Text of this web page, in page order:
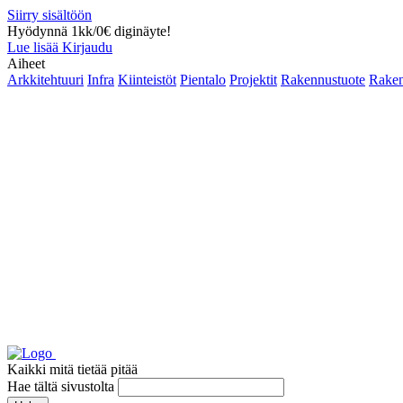
Siirry sisältöön
Hyödynnä 1kk/0€ diginäyte!
Lue lisää Kirjaudu
Aiheet
Arkkitehtuuri Infra Kiinteistöt Pientalo Projektit Rakennustuote
Kaikki mitä tietää pitää
Hae tältä sivustolta